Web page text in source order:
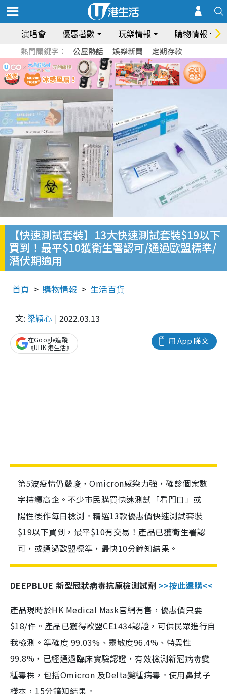
演唱會 優惠著數 玩樂情報 購物情報
熱門關鍵字： 公屋熱話 娛樂新聞 定期存款
【快速測試套裝】13大快速測試套裝$19以下
買到！最平$10獲衛生署認可/通過歐盟標準/
潛伏期適用
首頁 購物情報 生活百貨
文: 梁穎心 2022.03.13
用 App 睇文
在Google追蹤
《UHK 港生活》
第5波疫情仍嚴峻，Omicron感染力強，確診個案數
字持續高企。不少市民購買快速測試「看門口」或
陽性後作每日檢測。精選13款優惠價快速測試套裝
$19以下買到，最平$10有交易！產品已獲衛生署認
可，或通過歐盟標準，最快10分鐘知結果。
DEEPBLUE 新型冠狀病毒抗原檢測試劑 >>按此選購<<
產品現時於HK Medical Mask官網有售，優惠價只要
$18/件。產品已獲得歐盟CE1434認證，可供民眾進行自
我檢測。準確度 99.03%、靈敏度96.4%、特異性
99.8%，已經通過臨床實驗認證，有效檢測新冠病毒變
種毒株，包括Omicron 及Delta變種病毒。使用鼻拭子
樣本，15分鐘知結果。